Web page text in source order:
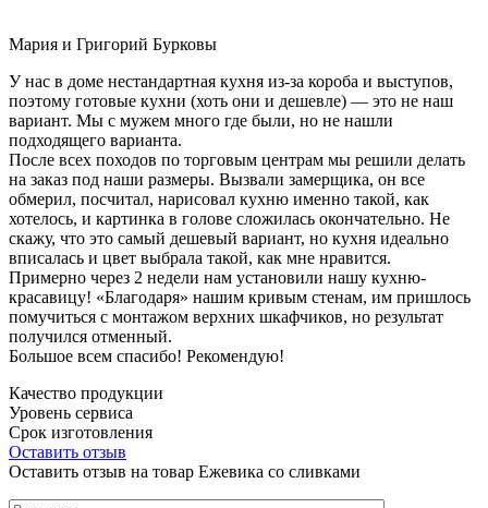
Мария и Григорий Бурковы
У нас в доме нестандартная кухня из-за короба и выступов,
поэтому готовые кухни (хоть они и дешевле) — это не наш
вариант. Мы с мужем много где были, но не нашли
подходящего варианта.
После всех походов по торговым центрам мы решили делать
на заказ под наши размеры. Вызвали замерщика, он все
обмерил, посчитал, нарисовал кухню именно такой, как
хотелось, и картинка в голове сложилась окончательно. Не
скажу, что это самый дешевый вариант, но кухня идеально
вписалась и цвет выбрала такой, как мне нравится.
Примерно через 2 недели нам установили нашу кухню-
красавицу! «Благодаря» нашим кривым стенам, им пришлось
помучиться с монтажом верхних шкафчиков, но результат
получился отменный.
Большое всем спасибо! Рекомендую!
Качество продукции
Уровень сервиса
Срок изготовления
Оставить отзыв
Оставить отзыв на товар Ежевика со сливками